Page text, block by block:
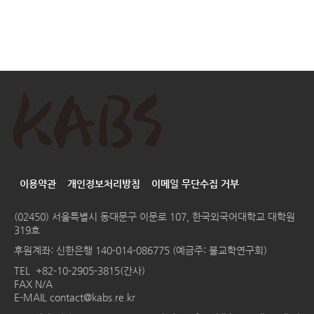
이용약관 개인정보처리방침 이메일 무단수집 거부
(02450) 서울특별시 동대문구 이문로 107, 한국외국어대학교 대학원
319호
후원계좌: 신한은행 140-014-086775 (예금주: 불교학연구회)
TEL +82-10-2905-3815(간사)
FAX N/A
E-MAIL contact@kabs.re.kr